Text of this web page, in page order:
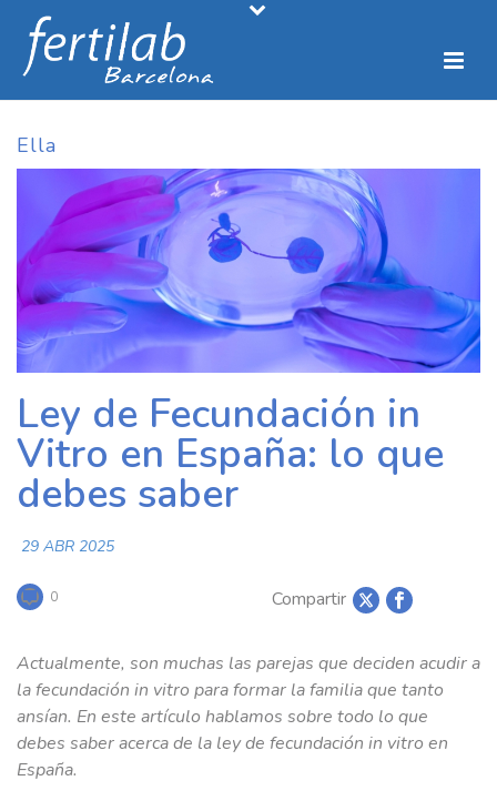
Ella
Ley de Fecundación in
Vitro en España: lo que
debes saber
29 ABR 2025
0 Compartir
Actualmente, son muchas las parejas que deciden acudir a
la fecundación in vitro para formar la familia que tanto
ansían. En este artículo hablamos sobre todo lo que
debes saber acerca de la ley de fecundación in vitro en
España.